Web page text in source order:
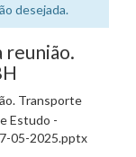
desejada.
reunião.
Transporte
Estudo -
05-2025.pptx